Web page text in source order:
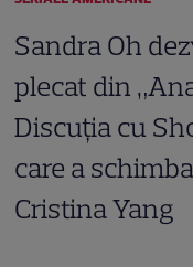
Sandra Oh
plecat din
Discuția cu
care a
Cristina Yang